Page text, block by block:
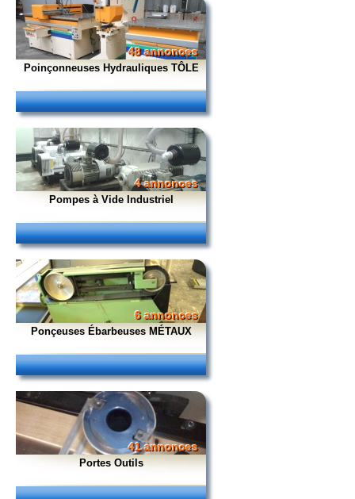
48 annonces
Poinçonneuses Hydrauliques TÔLE
4 annonces
Pompes à Vide Industriel
6 annonces
Ponçeuses Ébarbeuses MÉTAUX
41 annonces
Portes Outils